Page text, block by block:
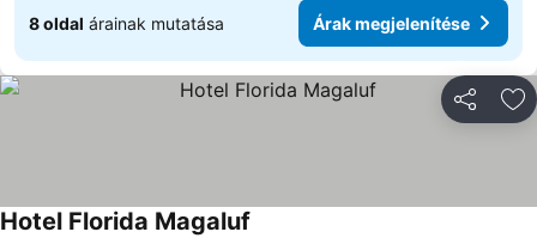
8 oldal árainak mutatása Árak megjelenítése
Hotel Florida Magaluf